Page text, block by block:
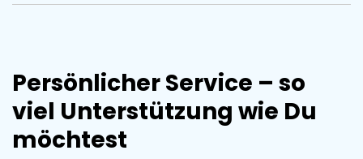
Persönlicher Service – so
viel Unterstützung wie Du
möchtest